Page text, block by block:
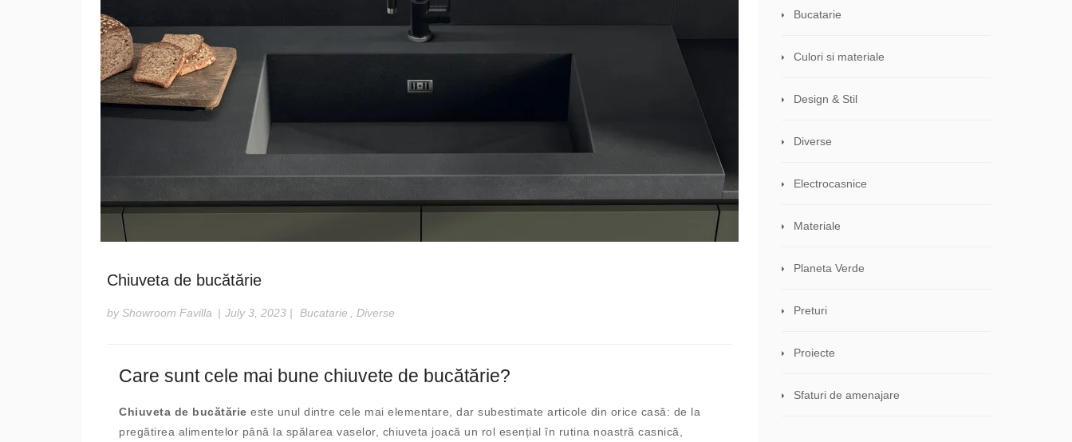
Chiuveta de bucătărie
by Showroom Favilla | July 3, 2023 | Bucatarie Diverse
Care sunt cele mai bune chiuvete de bucătărie?
Chiuveta de bucătărie este unul dintre cele mai elementare, dar subestimate articole din orice casă: de la
pregătirea alimentelor până la spălarea vaselor, chiuveta joacă un rol esențial în rutina noastră casnică,
Bucatarie
Culori si materiale
Design & Stil
Diverse
Electrocasnice
Materiale
Planeta Verde
Preturi
Proiecte
Sfaturi de amenajare